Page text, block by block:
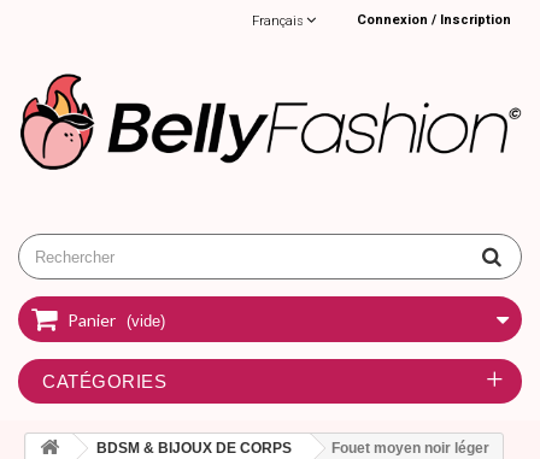
Connexion / Inscription
Français
Panier (vide)
CATÉGORIES
BDSM & BIJOUX DE CORPS Fouet moyen noir léger